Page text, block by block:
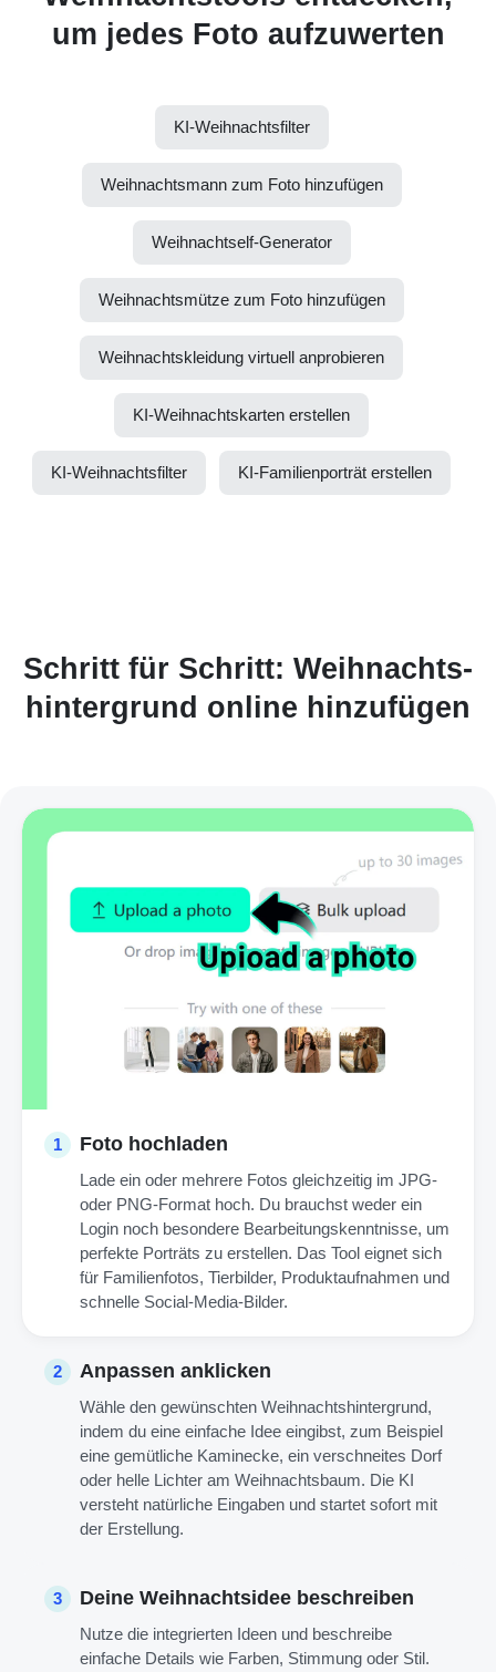
um jedes Foto aufzuwerten
KI-Weihnachtsfilter
Weihnachtsmann zum Foto hinzufügen
Weihnachtself-Generator
Weihnachtsmütze zum Foto hinzufügen
Weihnachtskleidung virtuell anprobieren
KI-Weihnachtskarten erstellen
KI-Weihnachtsfilter KI-Familienporträt erstellen
Schritt für Schritt: Weihnachts­
hintergrund online hinzufügen
1 Foto hochladen
Lade ein oder mehrere Fotos gleichzeitig im JPG-
oder PNG-Format hoch. Du brauchst weder ein
Login noch besondere Bearbeitungskenntnisse, um
perfekte Porträts zu erstellen. Das Tool eignet sich
für Familienfotos, Tierbilder, Produktaufnahmen und
schnelle Social-Media-Bilder.
2 Anpassen anklicken
Wähle den gewünschten Weihnachts­hintergrund,
indem du eine einfache Idee eingibst, zum Beispiel
eine gemütliche Kaminecke, ein verschneites Dorf
oder helle Lichter am Weihnachtsbaum. Die KI
versteht natürliche Eingaben und startet sofort mit
der Erstellung.
3 Deine Weihnachtsidee beschreiben
Nutze die integrierten Ideen und beschreibe
einfache Details wie Farben, Stimmung oder Stil.